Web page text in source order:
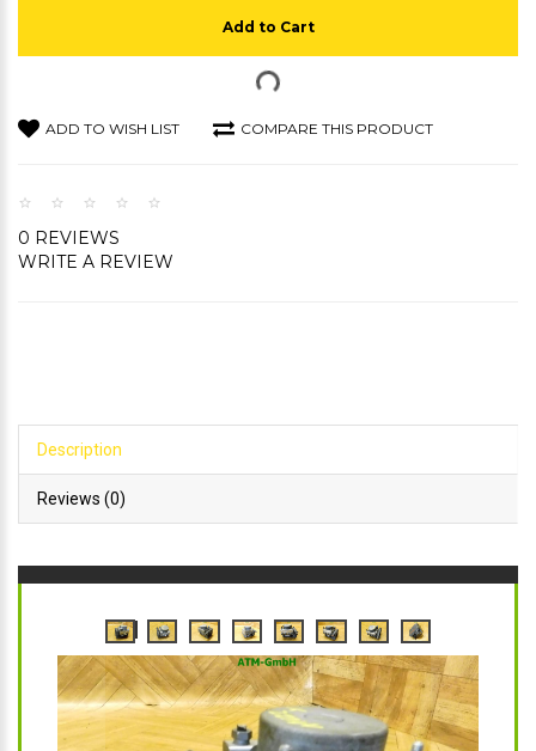
Add to Cart
ADD TO WISH LIST COMPARE THIS PRODUCT
0 REVIEWS
WRITE A REVIEW
Description
Reviews (0)